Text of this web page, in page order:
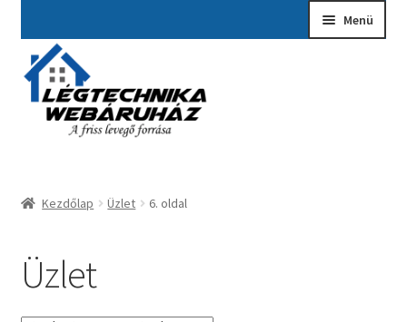
navigációhoz
tartalomba
Menü
Kezdőlap
A fiókom
Ajánlatkérés
Általános szerződési feltételek
Kezdőlap Üzlet 6. oldal
Üzlet